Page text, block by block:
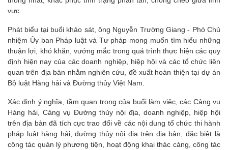
vực.
Phát biểu tại buổi khảo sát, ông Nguyễn Trường Giang - Phó Chủ
nhiệm Ủy ban Pháp luật và Tư pháp mong muốn tìm hiểu những
thuận lợi, khó khăn, vướng mắc trong quá trình thực hiện các quy
định hiện nay của các doanh nghiệp, hiệp hội và các tổ chức liên
quan trên địa bàn nhằm nghiên cứu, đề xuất hoàn thiện tại dự án
Bộ luật Hàng hải và Đường thủy Việt Nam.
Xác định ý nghĩa, tầm quan trọng của buổi làm việc, các Cảng vụ
Hàng hải, Cảng vụ Đường thủy nội địa, doanh nghiệp, hiệp hội
trên địa bàn đã tích cực trao đổi về các nội dung tổ chức thi hành
pháp luật hàng hải, đường thủy nội địa trên địa bản, đặc biệt là
công tác quản lý phương tiện, hoạt động khai thác cảng, công tác